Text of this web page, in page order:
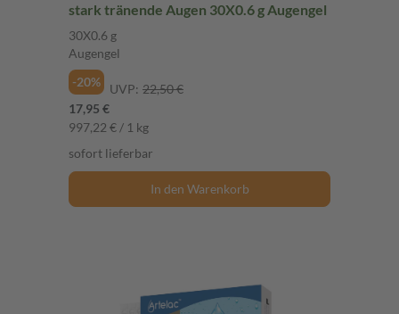
stark tränende Augen 30X0.6 g Augengel
30X0.6 g
Augengel
-20%
UVP: 22,50 €
17,95 €
997,22 € / 1 kg
sofort lieferbar
In den Warenkorb